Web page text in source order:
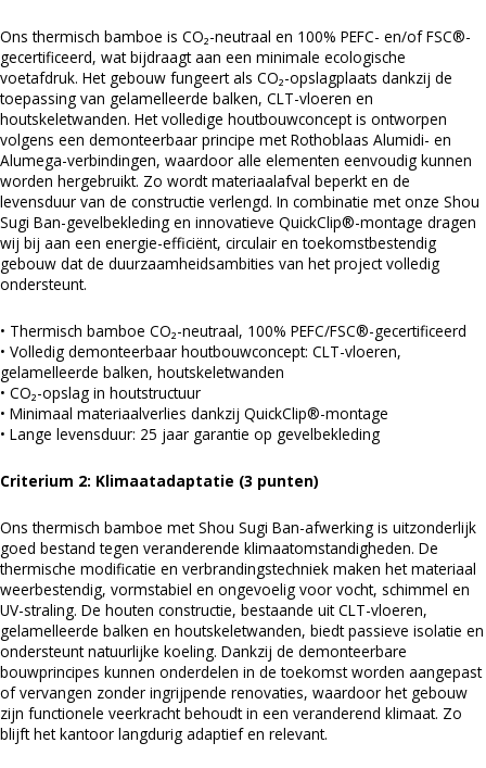
Ons thermisch bamboe is CO₂-neutraal en 100% PEFC- en/of FSC®-
gecertificeerd, wat bijdraagt aan een minimale ecologische
voetafdruk. Het gebouw fungeert als CO₂-opslagplaats dankzij de
toepassing van gelamelleerde balken, CLT-vloeren en
houtskeletwanden. Het volledige houtbouwconcept is ontworpen
volgens een demonteerbaar principe met Rothoblaas Alumidi- en
Alumega-verbindingen, waardoor alle elementen eenvoudig kunnen
worden hergebruikt. Zo wordt materiaalafval beperkt en de
levensduur van de constructie verlengd. In combinatie met onze Shou
Sugi Ban-gevelbekleding en innovatieve QuickClip®-montage dragen
wij bij aan een energie-efficiënt, circulair en toekomstbestendig
gebouw dat de duurzaamheidsambities van het project volledig
ondersteunt.
• Thermisch bamboe CO₂-neutraal, 100% PEFC/FSC®-gecertificeerd
• Volledig demonteerbaar houtbouwconcept: CLT-vloeren,
gelamelleerde balken, houtskeletwanden
• CO₂-opslag in houtstructuur
• Minimaal materiaalverlies dankzij QuickClip®-montage
• Lange levensduur: 25 jaar garantie op gevelbekleding
Criterium 2: Klimaatadaptatie (3 punten)
Ons thermisch bamboe met Shou Sugi Ban-afwerking is uitzonderlijk
goed bestand tegen veranderende klimaatomstandigheden. De
thermische modificatie en verbrandingstechniek maken het materiaal
weerbestendig, vormstabiel en ongevoelig voor vocht, schimmel en
UV-straling. De houten constructie, bestaande uit CLT-vloeren,
gelamelleerde balken en houtskeletwanden, biedt passieve isolatie en
ondersteunt natuurlijke koeling. Dankzij de demonteerbare
bouwprincipes kunnen onderdelen in de toekomst worden aangepast
of vervangen zonder ingrijpende renovaties, waardoor het gebouw
zijn functionele veerkracht behoudt in een veranderend klimaat. Zo
blijft het kantoor langdurig adaptief en relevant.